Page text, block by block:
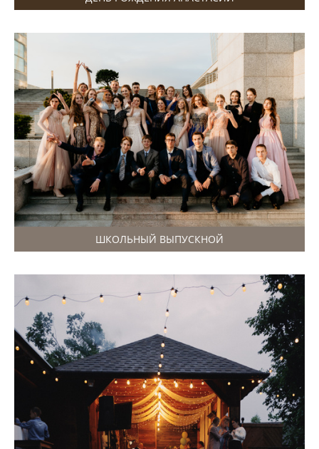
ШКОЛЬНЫЙ ВЫПУСКНОЙ